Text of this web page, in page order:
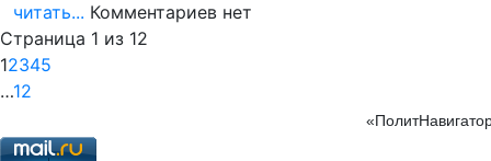
читать... Комментариев нет
Страница 1 из 12
12345
…12